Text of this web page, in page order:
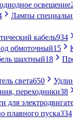
освещение
Лампы
кабель934
обмоточный15
шахтный18
света650
переходники38
для
плавного пуска334